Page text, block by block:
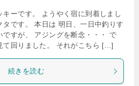
キーです。 ようやく宿に到着しまし
タです。 本日は 明日、一日中釣りす
ですが、 アジングを断念・・・ で
て回りました。 それがこちら […]
続きを読む